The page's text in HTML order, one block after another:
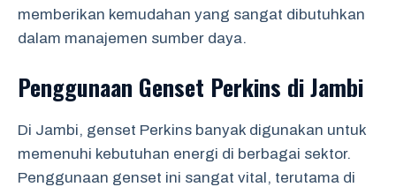
memberikan kemudahan yang sangat dibutuhkan
dalam manajemen sumber daya.
Penggunaan Genset Perkins di Jambi
Di Jambi, genset Perkins banyak digunakan untuk
memenuhi kebutuhan energi di berbagai sektor.
Penggunaan genset ini sangat vital, terutama di